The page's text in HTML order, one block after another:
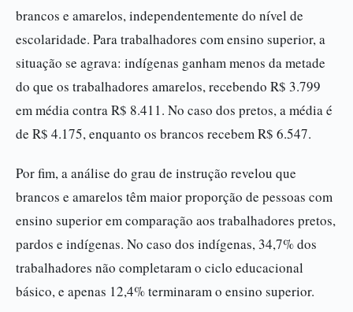
brancos e amarelos, independentemente do nível de
escolaridade. Para trabalhadores com ensino superior, a
situação se agrava: indígenas ganham menos da metade
do que os trabalhadores amarelos, recebendo R$ 3.799
em média contra R$ 8.411. No caso dos pretos, a média é
de R$ 4.175, enquanto os brancos recebem R$ 6.547.
Por fim, a análise do grau de instrução revelou que
brancos e amarelos têm maior proporção de pessoas com
ensino superior em comparação aos trabalhadores pretos,
pardos e indígenas. No caso dos indígenas, 34,7% dos
trabalhadores não completaram o ciclo educacional
básico, e apenas 12,4% terminaram o ensino superior.